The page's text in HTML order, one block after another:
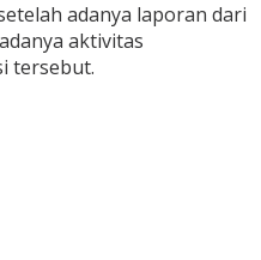
adanya laporan dari
aktivitas
tersebut.